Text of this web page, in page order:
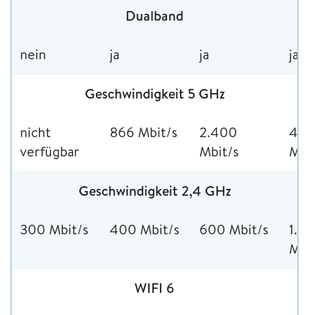
Dualband
nein ja ja ja
Geschwindigkeit 5 GHz
nicht
verfügbar
866 Mbit/s
2.400
Mbit/s
Geschwindigkeit 2,4 GHz
300 Mbit/s 400 Mbit/s 600 Mbit/s
WIFI 6